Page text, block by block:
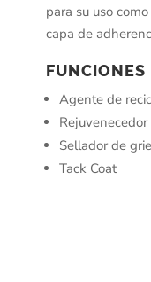
para su uso
capa de
FUNCIONES
Agente de
Sellador de
Tack Coat